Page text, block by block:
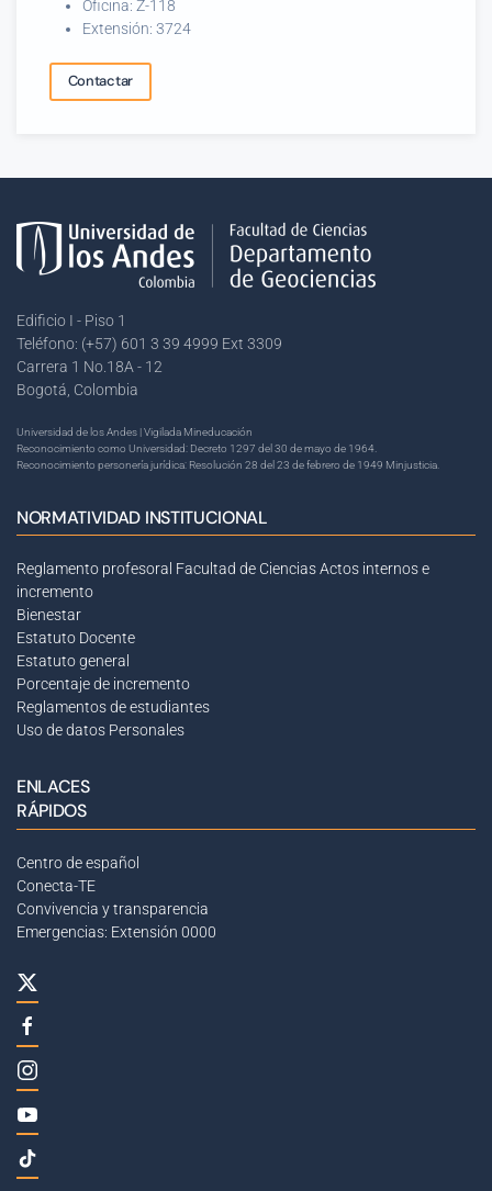
Oficina: Z-118
Extensión: 3724
Contactar
Edificio I - Piso 1
Teléfono: (+57) 601 3 39 4999 Ext 3309
Carrera 1 No.18A - 12
Bogotá, Colombia
Universidad de los Andes | Vigilada Mineducación
Reconocimiento como Universidad: Decreto 1297 del 30 de mayo de 1964.
Reconocimiento personería jurídica: Resolución 28 del 23 de febrero de 1949 Minjusticia.
NORMATIVIDAD INSTITUCIONAL
Reglamento profesoral Facultad de CienciasActos internos e
incremento
Bienestar
Estatuto Docente
Estatuto general
Porcentaje de incremento
Reglamentos de estudiantes
Uso de datos Personales
ENLACES
RÁPIDOS
Centro de español
Conecta-TE
Convivencia y transparencia
Emergencias: Extensión 0000